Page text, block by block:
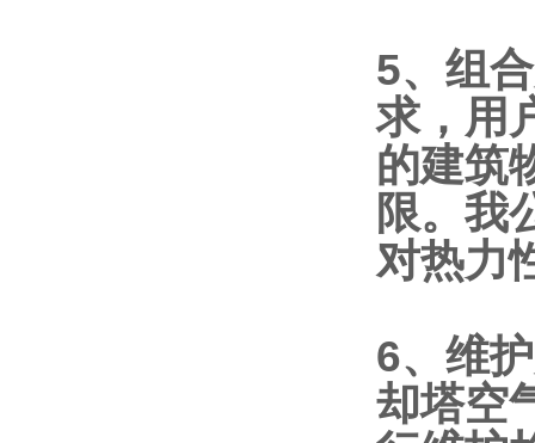
5、组
求，用
的建筑
限。我
对热
6、维
却塔空